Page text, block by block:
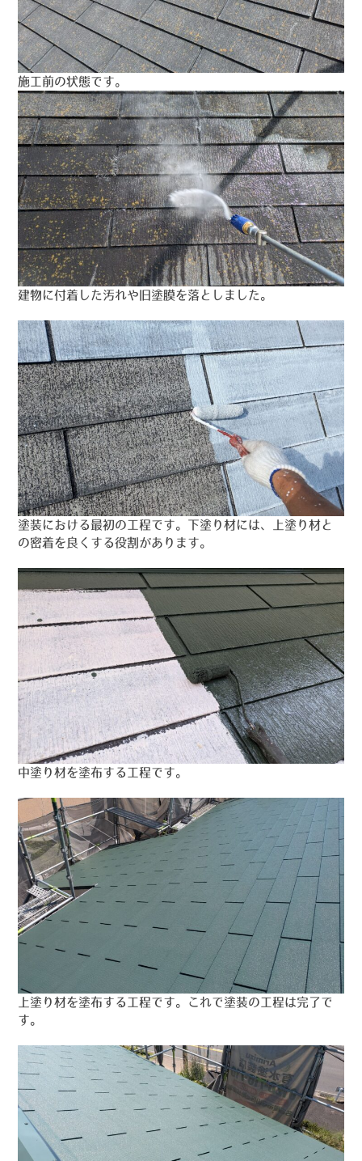
施工前の状態です。
建物に付着した汚れや旧塗膜を落としました。
塗装における最初の工程です。下塗り材には、上塗り材と
の密着を良くする役割があります。
中塗り材を塗布する工程です。
上塗り材を塗布する工程です。これで塗装の工程は完了で
す。